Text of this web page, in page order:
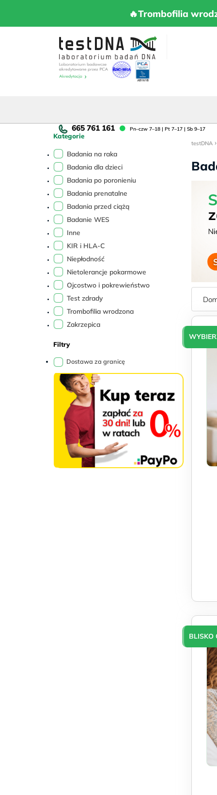
🔥Trombofilia
🔥Trombofilia
Pn–czw 7–18 | Pt 7–17 | Sb 9–17Pn–
7–
|
17
Sb
9–
Kategorie
Badania dla dzieci
Badania na raka
Badania po poronieniu
Badania prenatalne
Badania przed ciążą
Badanie WES
Inne
KIR i HLA-C
Niepłodność
Nietolerancje pokarmowe
Ojcostwo i pokrewieństwo
Test zdrady
Trombofilia wrodzona
Zakrzepica
Filtry
Dostawa za granicę
BLISKO